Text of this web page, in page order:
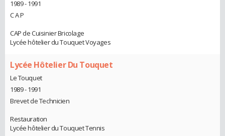
1989 - 1991
C A P
CAP de Cuisinier Bricolage
Lycée hôtelier du Touquet Voyages
Lycée Hôtelier Du Touquet
Le Touquet
1989 - 1991
Brevet de Technicien
Restauration
Lycée hôtelier du Touquet Tennis